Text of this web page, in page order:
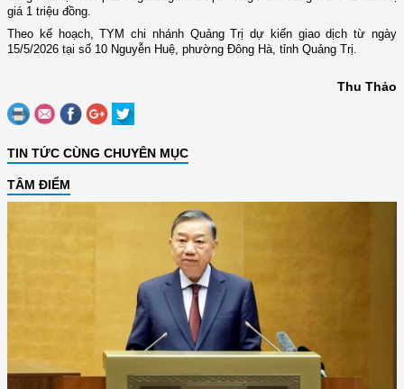
giá 1 triệu đồng.
Theo kế hoạch, TYMc hi nhánh Quảng Trị dự kiến giao dịch từ ngày
15/5/2026 tại số 10 Nguyễn Huệ, phường Đông Hà, tỉnh Quảng Trị.
Thu Thảo
TIN TỨC CÙNG CHUYÊN MỤC
TÂM ĐIỂM